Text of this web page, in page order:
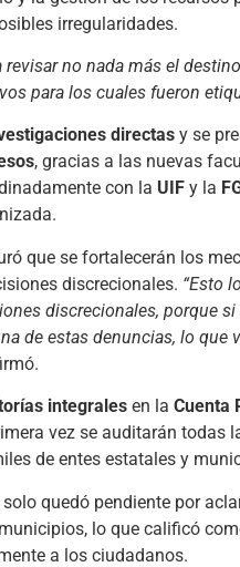
irregularidades.
no nada más el
para los cuales fueron
directas y se
, gracias a las nuevas
con la UIF y la
que se fortalecerán los
discrecionales. “Esto
discrecionales, porque
de estas denuncias, lo que
integrales en la Cuenta
vez se auditarán todas
de entes estatales y
quedó pendiente por
lo que calificó
a los ciudadanos.